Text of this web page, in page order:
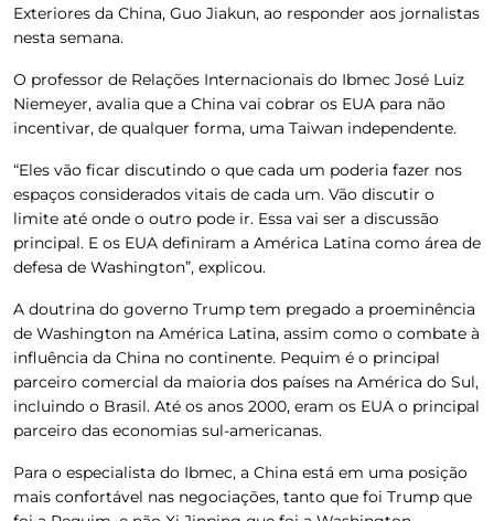
Exteriores da China, Guo Jiakun, ao responder aos jornalistas
nesta semana.
O professor de Relações Internacionais do Ibmec José Luiz
Niemeyer, avalia que a China vai cobrar os EUA para não
incentivar, de qualquer forma, uma Taiwan independente.
“Eles vão ficar discutindo o que cada um poderia fazer nos
espaços considerados vitais de cada um. Vão discutir o
limite até onde o outro pode ir. Essa vai ser a discussão
principal. E os EUA definiram a América Latina como área de
defesa de Washington”, explicou.
A doutrina do governo Trump tem pregado a proeminência
de Washington na América Latina, assim como o combate à
influência da China no continente. Pequim é o principal
parceiro comercial da maioria dos países na América do Sul,
incluindo o Brasil. Até os anos 2000, eram os EUA o principal
parceiro das economias sul-americanas.
Para o especialista do Ibmec, a China está em uma posição
mais confortável nas negociações, tanto que foi Trump que